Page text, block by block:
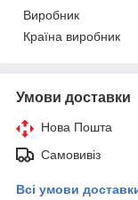
Виробник
Країна виробник
Умови доставки
Нова Пошта
Самовивіз
Всі умови